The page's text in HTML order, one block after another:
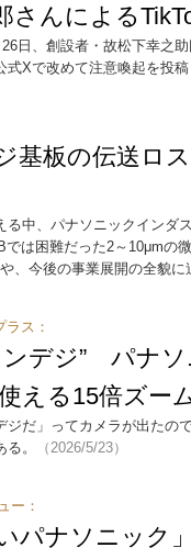
んによる
日、創設者・故松下幸之
式Xで改めて注意喚起を投
基板の伝送ロ
中、パナソニックインダ
は困難だった2～10μmの
、今後の事業展開の全貌に
ス：
ンデジ” パナ
える15倍ズー
だ」ってカメラが出たの
。
（2026/5/23）
ー：
パナソニック